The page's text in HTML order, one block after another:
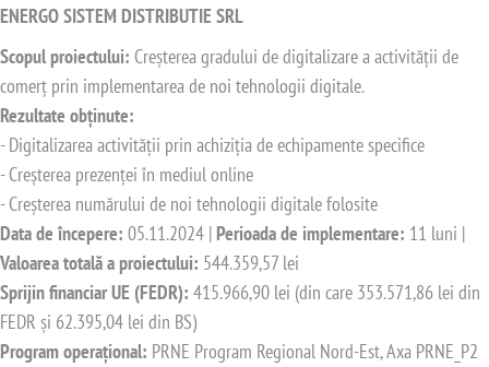
ENERGO SISTEM DISTRIBUTIE SRL
Scopul proiectului: Creșterea gradului de digitalizare a activității de
comerț prin implementarea de noi tehnologii digitale.
Rezultate obținute:
- Digitalizarea activității prin achiziția de echipamente specifice
- Creșterea prezenței în mediul online
- Creșterea numărului de noi tehnologii digitale folosite
Data de începere: 05.11.2024 | Perioada de implementare: 11 luni |
Valoarea totală a proiectului: 544.359,57 lei
Sprijin financiar UE (FEDR): 415.966,90 lei (din care 353.571,86 lei din
FEDR și 62.395,04 lei din BS)
Program operațional: PRNE Program Regional Nord-Est, Axa PRNE_P2